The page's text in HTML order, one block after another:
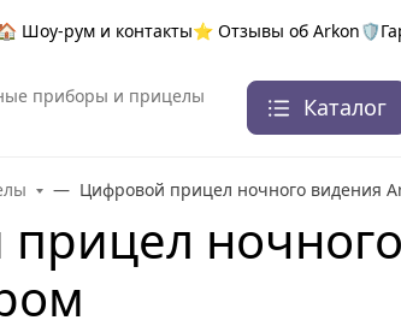
Шоу-рум и контакты⭐ Отзывы об Arkon
приборы и прицелы
Каталог
Цифровой прицел ночного видения